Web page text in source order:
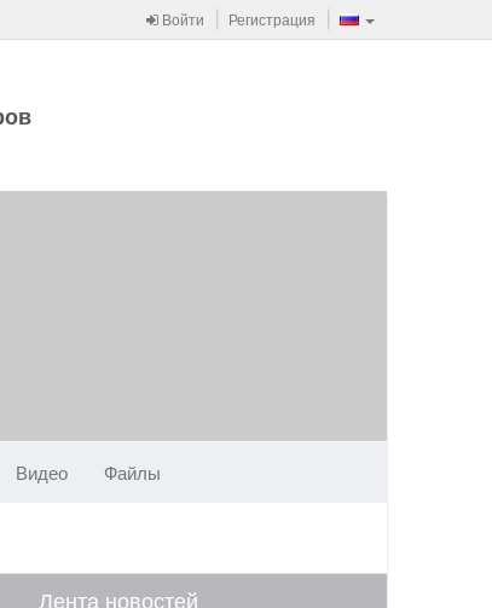
Войти Регистрация
Видео Файлы
Лента новостей